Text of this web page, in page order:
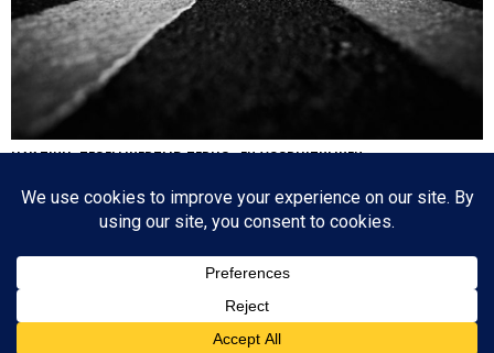
HA’AZINU: TEGELIJKERTIJD TERUG- EN VOORUITKIJKEN
oktober 2020 begonnen: de eerste parasja van het jaar. Het zijn dagen die
tegenstrijdige emoties oproepen: aan de ene kant lezen we over de laatste dagen
Since 2003 © All Rights Reserved | Foto's Robbert Baruch tenzij anders vermeld
CONTACT
BOVEN